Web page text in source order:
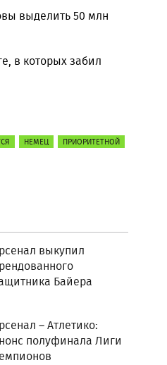
выделить 50 млн
в которых забил
НЕМЕЦ
ПРИОРИТЕТНОЙ
выкупил
Байера
– Атлетико:
полуфинала Лиги